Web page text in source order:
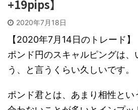
+19pips】
2020年7月18日
【2020年7月14日のトレード】
ポンド円のスキャルピングは、
う、と言うくらい久しいです。
ポンド君とは、あまり相性とい